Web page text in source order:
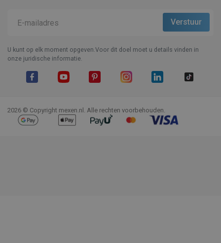
U kunt op elk moment opgeven.Voor dit doel moet u details vinden in
onze juridische informatie.
2026 © Copyright mexen.nl. Alle rechten voorbehouden.